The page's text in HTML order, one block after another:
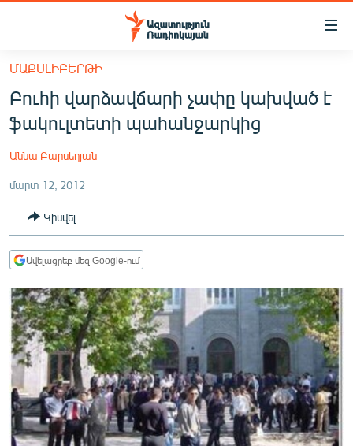
Մատչելիության
հիմնական
բովանդակությանը
Անցնել
հիմնական
մենյուին
ՀԱՅԱՍՏԱՆ
ՔԱՂԱՔԱԿԱՆ
ԸՆՏՐՈՒԹՅՈՒՆՆԵՐ 2026
ԻՐԱՎՈՒՆՔ
ՀԱՍԱՐԱԿՈՒԹՅՈՒՆ
ՏՆՏԵՍՈՒԹՅՈՒՆ
ՊԱՏԵՐԱԶՄԻ 6 ՇԱԲԱԹՆԵՐԸ
ՏԱՐԱԾԱՇՐՋԱՆ
ՄԻՋԱԶԳԱՅԻՆ
ՄՇԱԿՈՒՅԹ
ՍՊՈՐՏ
ՄԱՔՍԼԻԲԵՐԹԻ
Բուհի վարձավճարի չափը կախված է
ֆակուլտետի պահանջարկից
Աննա Բարսեղյան
մարտ 12, 2012
Կիսվել
Ավելացրեք մեզ Google-ում